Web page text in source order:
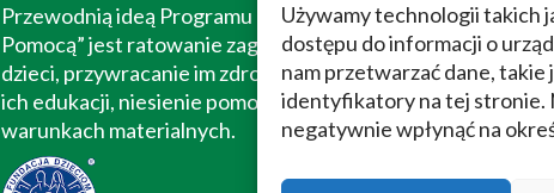
Używamy technologii takich
dostępu do informacji o
nam przetwarzać dane,
identyfikatory na tej stronie.
negatywnie wpłynąć na
Przewodnią ideą Programu “Zdążyć z
Pomocą” jest ratowanie zagrożonego życia
dzieci, przywracanie im zdrowia, wspieranie
ich edukacji, niesienie pomocy w trudnych
warunkach materialnych.